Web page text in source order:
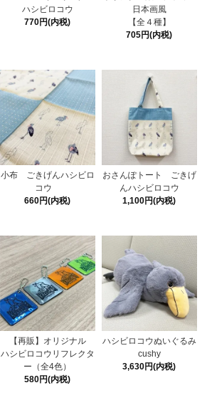
ハシビロコウ
770円(内税)
日本画風
【全４種】
705円(内税)
小布 ごきげんハシビロ
コウ
660円(内税)
おさんぽトート ごきげ
んハシビロコウ
1,100円(内税)
【再販】オリジナル
ハシビロコウリフレクタ
ー（全4色）
580円(内税)
ハシビロコウぬいぐるみ
cushy
3,630円(内税)